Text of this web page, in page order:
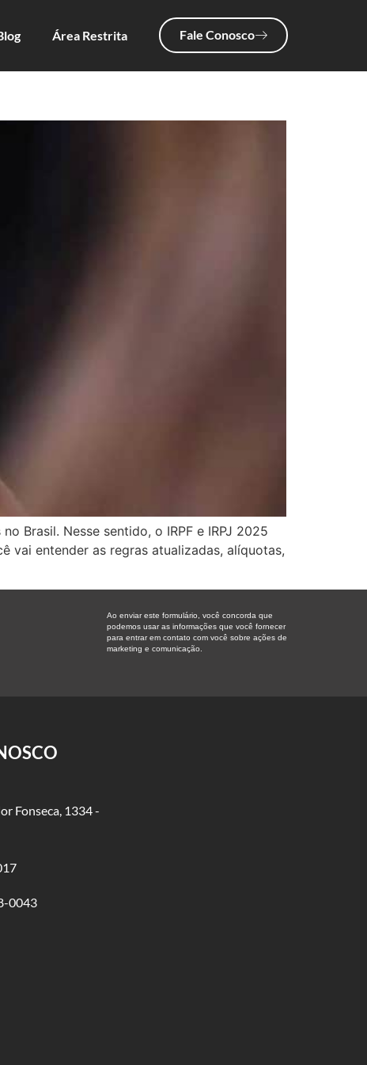
Área Restrita Fale Conosco
Brasil. Nesse sentido, o IRPF e IRPJ 2025
vai entender as regras atualizadas, alíquotas,
Ao enviar este formulário, você concorda que
podemos usar as informações que você fornecer
para entrar em contato com você sobre ações de
marketing e comunicação.
Fonseca, 1334 -
0043